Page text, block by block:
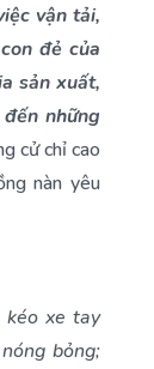
vận tải,
đẻ của
sản xuất,
những
cử chỉ cao
nàn yêu
xe tay
bỏng;